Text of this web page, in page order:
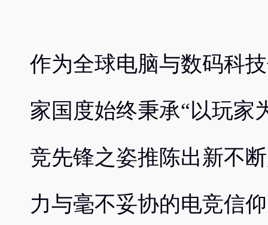
作为全球电脑与数码科
家国度始终秉承“以玩家
竞先锋之姿推陈出新不
力与毫不妥协的电竞信